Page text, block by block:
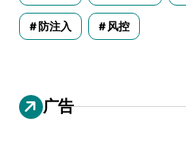
防注入 风控
广告